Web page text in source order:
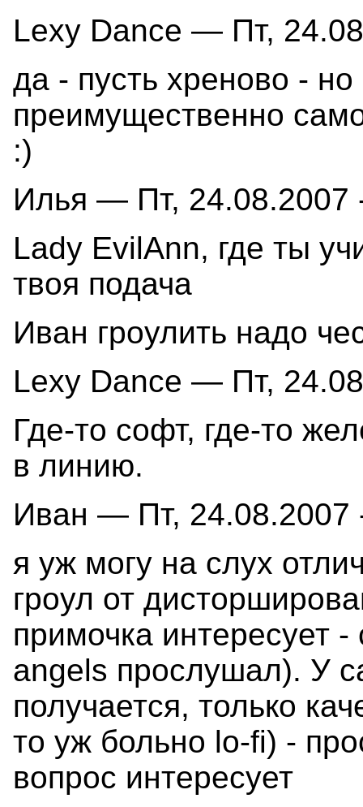
Lexy Dance — Пт,
да - пусть хреново -
преимущественно
:)
Илья — Пт, 24.08.2007
Lady EvilAnn, где ты
твоя подача
Иван гроулить надо
Lexy Dance — Пт,
Где-то софт, где-то
в линию.
Иван — Пт, 24.08.2007
я уж могу на слух
гроул от
примочка интересует
angels прослушал). У
получается, только
то уж больно lo-fi) -
вопрос интересует